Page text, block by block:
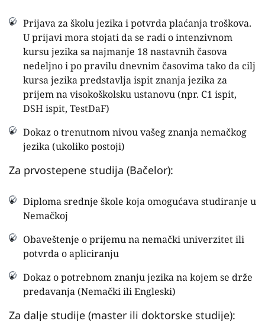
Prijava za školu jezika i potvrda plaćanja troškova.
U prijavi mora stojati da se radi o intenzivnom
kursu jezika sa najmanje 18 nastavnih časova
nedeljno i po pravilu dnevnim časovima tako da cilj
kursa jezika predstavlja ispit znanja jezika za
prijem na visokoškolsku ustanovu (npr. C1 ispit,
DSH ispit, TestDaF)
Dokaz o trenutnom nivou vašeg znanja nemačkog
jezika (ukoliko postoji)
Za prvostepene studija (Bačelor):
Diploma srednje škole koja omogućava studiranje u
Nemačkoj
Obaveštenje o prijemu na nemački univerzitet ili
potvrda o apliciranju
Dokaz o potrebnom znanju jezika na kojem se drže
predavanja (Nemački ili Engleski)
Za dalje studije (master ili doktorske studije):